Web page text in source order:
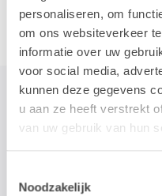
personaliseren, om
om ons websiteverkeer
informatie over uw
voor social media,
kunnen deze gegevens
u aan ze heeft verstrekt
van uw gebruik van hun
Noodzakelijk